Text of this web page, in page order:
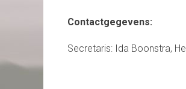
Contactgegevens:
Secretaris: Ida Boonstra,